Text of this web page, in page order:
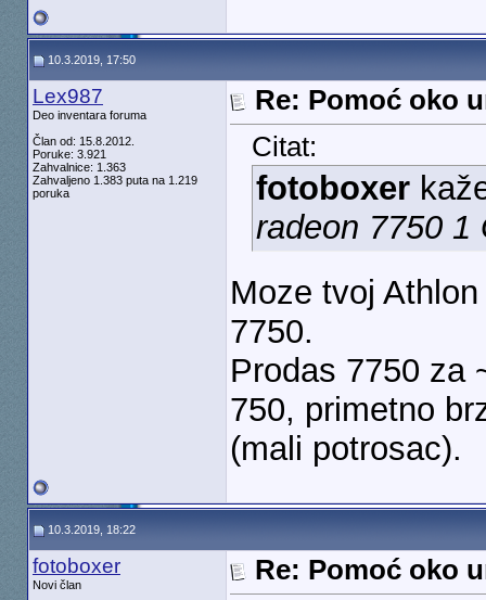
10.3.2019, 17:50
Lex987
Deo inventara foruma
Član od: 15.8.2012.
Poruke: 3.921
Zahvalnice: 1.363
Zahvaljeno 1.383 puta na 1.219
poruka
Re: Pomoć oko
Citat:
fotoboxer
radeon 7750 1
Moze tvoj
7750.
Prodas 7750 za
750, primetno
(mali potrosac).
10.3.2019, 18:22
fotoboxer
Novi član
Re: Pomoć oko